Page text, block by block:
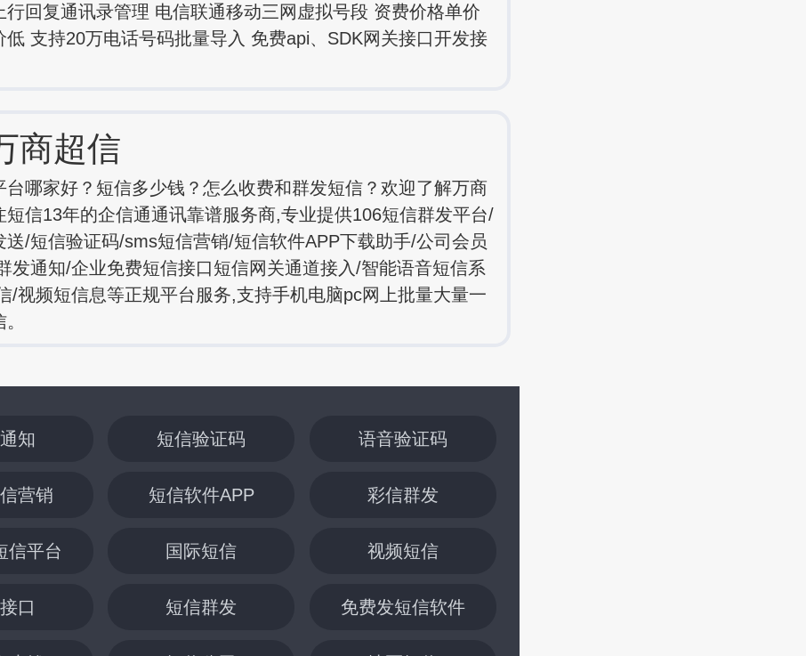
行回复通讯录管理 电信联通移动三网虚拟号段 资费价格单价
低 支持20万电话号码批量导入 免费api、SDK网关接口开发接
商超信
台哪家好？短信多少钱？怎么收费和群发短信？欢迎了解万商
短信13年的企信通通讯靠谱服务商,专业提供106短信群发平台/
送/短信验证码/sms短信营销/短信软件APP下载助手/公司会员
发通知/企业免费短信接口短信网关通道接入/智能语音短信系
/视频短信息等正规平台服务,支持手机电脑pc网上批量大量一
知 短信验证码 语音验证码
营销 短信软件APP 彩信群发
信平台 国际短信 视频短信
口 短信群发 免费发短信软件